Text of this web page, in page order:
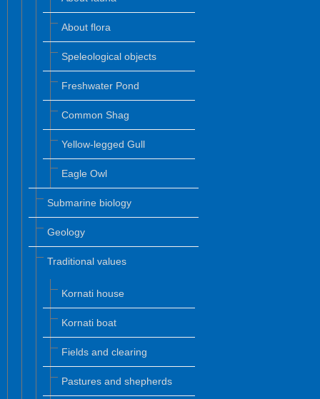
About flora
Speleological objects
Freshwater Pond
Common Shag
Yellow-legged Gull
Eagle Owl
Submarine biology
Geology
Traditional values
Kornati house
Kornati boat
Fields and clearing
Pastures and shepherds